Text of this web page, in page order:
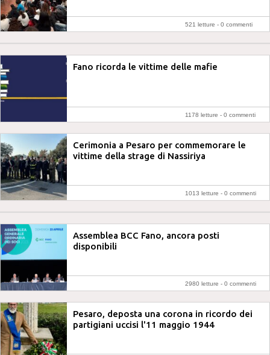
521 letture - 0 commenti
Fano ricorda le vittime delle mafie
1178 letture - 0 commenti
Cerimonia a Pesaro per commemorare le
vittime della strage di Nassiriya
1013 letture - 0 commenti
Assemblea BCC Fano, ancora posti
disponibili
2980 letture - 0 commenti
Pesaro, deposta una corona in ricordo dei
partigiani uccisi l'11 maggio 1944